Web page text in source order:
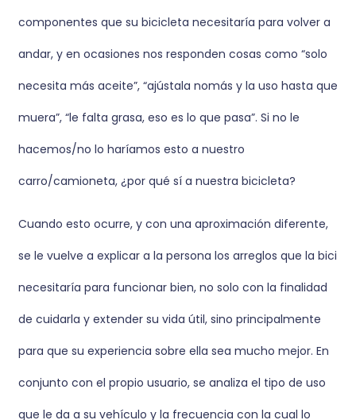
componentes que su bicicleta necesitaría para volver a
andar, y en ocasiones nos responden cosas como “solo
necesita más aceite”, “ajústala nomás y la uso hasta que
muera”, “le falta grasa, eso es lo que pasa”. Si no le
hacemos/no lo haríamos esto a nuestro
carro/camioneta, ¿por qué sí a nuestra bicicleta?
Cuando esto ocurre, y con una aproximación diferente,
se le vuelve a explicar a la persona los arreglos que la bici
necesitaría para funcionar bien, no solo con la finalidad
de cuidarla y extender su vida útil, sino principalmente
para que su experiencia sobre ella sea mucho mejor. En
conjunto con el propio usuario, se analiza el tipo de uso
que le da a su vehículo y la frecuencia con la cual lo